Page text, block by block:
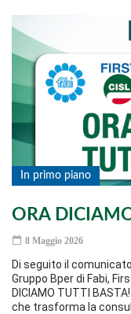
In primo piano
ORA
8 Maggio 2026
Di seguito il
Gruppo Bper di Fabi,
DICIAMO TUTTI
che trasforma la